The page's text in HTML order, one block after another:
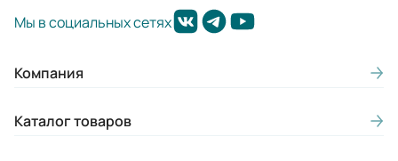
Мы в социальных сетях
Компания
Каталог товаров